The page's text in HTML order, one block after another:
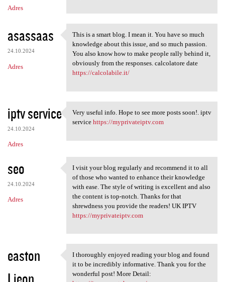
Adres
asassaas
24.10.2024
Adres
This is a smart blog. I mean
This is a smart blog. I mean it. You have so much
knowledge about this issue, and so much passion.
You also know how to make people rally behind it,
obviously from the responses. calcolatore date
https://calcolabile.it/
iptv service
24.10.2024
Adres
Very useful info. Hope to see
Very useful info. Hope to see more posts soon!. iptv
service https://myprivateiptv.com
seo
24.10.2024
Adres
I visit your blog regularly
I visit your blog regularly and recommend it to all
of those who wanted to enhance their knowledge
with ease. The style of writing is excellent and also
the content is top-notch. Thanks for that
shrewdness you provide the readers! UK IPTV
https://myprivateiptv.com
easton
I thoroughly enjoyed reading
I thoroughly enjoyed reading your blog and found
it to be incredibly informative. Thank you for the
wonderful post! More Detail: